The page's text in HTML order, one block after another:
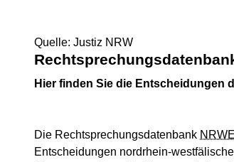
Quelle: Justiz NRW
Hier finden Sie die Entscheidungen
Die Rechtsprechungsdatenbank NRWE
Entscheidungen nordrhein-